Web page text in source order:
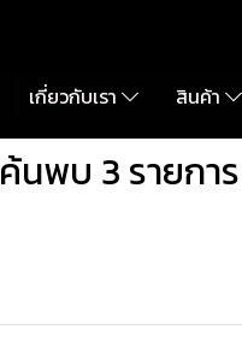
เกี่ยวกับเรา สินค้า
ค้นพบ 3 รายกา